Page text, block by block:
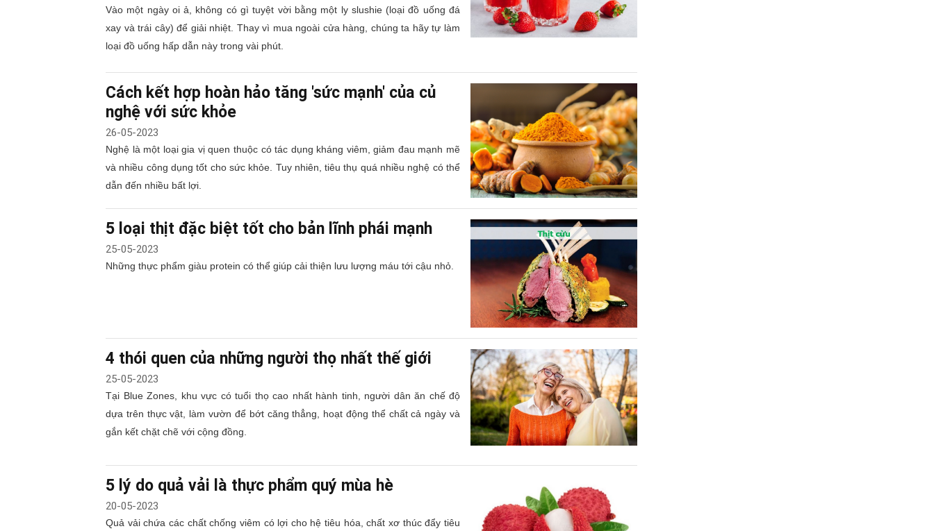
Vào một ngày oi ả, không có gì tuyệt vời bằng một ly slushie (loại đồ uống đá
xay và trái cây) để giải nhiệt. Thay vì mua ngoài cửa hàng, chúng ta hãy tự làm
loại đồ uống hấp dẫn này trong vài phút.
Cách kết hợp hoàn hảo tăng 'sức mạnh' của củ
nghệ với sức khỏe
26-05-2023
Nghệ là một loại gia vị quen thuộc có tác dụng kháng viêm, giảm đau mạnh mẽ
và nhiều công dụng tốt cho sức khỏe. Tuy nhiên, tiêu thụ quá nhiều nghệ có thể
dẫn đến nhiều bất lợi.
5 loại thịt đặc biệt tốt cho bản lĩnh phái mạnh
25-05-2023
Những thực phẩm giàu protein có thể giúp cải thiện lưu lượng máu tới cậu nhỏ.
4 thói quen của những người thọ nhất thế giới
25-05-2023
Tại Blue Zones, khu vực có tuổi thọ cao nhất hành tinh, người dân ăn chế độ
dựa trên thực vật, làm vườn để bớt căng thẳng, hoạt động thể chất cả ngày và
gắn kết chặt chẽ với cộng đồng.
5 lý do quả vải là thực phẩm quý mùa hè
20-05-2023
Quả vải chứa các chất chống viêm có lợi cho hệ tiêu hóa, chất xơ thúc đẩy tiêu